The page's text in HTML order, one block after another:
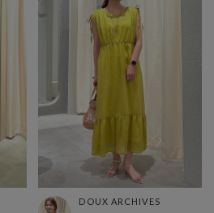
DOUX ARCHIVES